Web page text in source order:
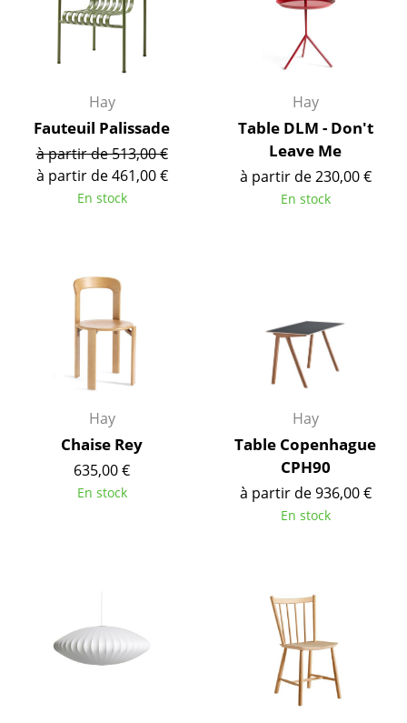
Bibliothèques
Étagères murales
Meubles TV
Caissons roulants et Meubles d’appoint
Meubles de bar
... voir tous les rangements
Luminaires
Suspensions & Plafonniers
Lampes de table
Lampes de bureau
Luminaires d’extérieur
Hay
Fauteuil Palissade
à partir de 513,00 €
à partir de 461,00 €
En stock
Hay
Table DLM - Don't
Leave Me
à partir de 230,00 €
En stock
Hay
Chaise Rey
635,00 €
En stock
Hay
Table Copenhague
CPH90
à partir de 936,00 €
En stock